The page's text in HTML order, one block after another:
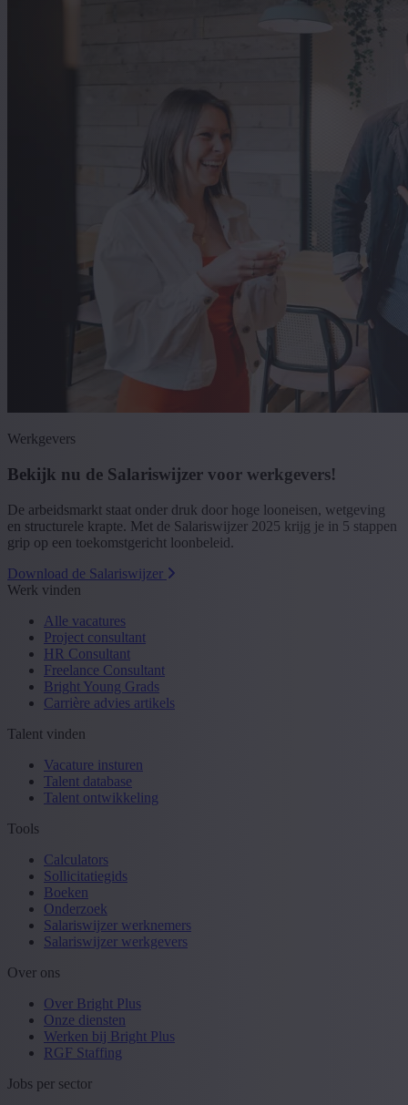
Werkgevers
Bekijk nu de Salariswijzer voor werkgevers!
De arbeidsmarkt staat onder druk door hoge looneisen, wetgeving
en structurele krapte. Met de Salariswijzer 2025 krijg je in 5 stappen
grip op een toekomstgericht loonbeleid.
Download de Salariswijzer
Werk vinden
Alle vacatures
Project consultant
HR Consultant
Freelance Consultant
Bright Young Grads
Carrière advies artikels
Talent vinden
Vacature insturen
Talent database
Talent ontwikkeling
Tools
Calculators
Sollicitatiegids
Boeken
Onderzoek
Salariswijzer werknemers
Salariswijzer werkgevers
Over ons
Over Bright Plus
Onze diensten
Werken bij Bright Plus
RGF Staffing
Jobs per sector